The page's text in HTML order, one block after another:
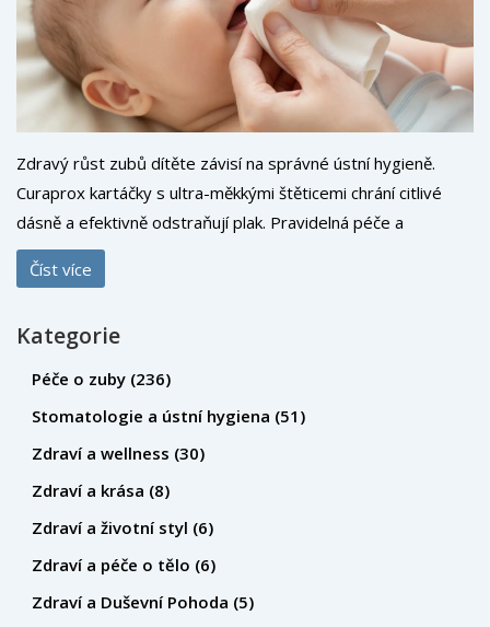
Zdravý růst zubů dítěte závisí na správné ústní hygieně.
Curaprox kartáčky s ultra-měkkými štěticemi chrání citlivé
dásně a efektivně odstraňují plak. Pravidelná péče a
pravidelné návštěvy zubního lékaře jsou klíčem k zdravým
zubům.
Číst více
Kategorie
Péče o zuby (236)
Stomatologie a ústní hygiena (51)
Zdraví a wellness (30)
Zdraví a krása (8)
Zdraví a životní styl (6)
Zdraví a péče o tělo (6)
Zdraví a Duševní Pohoda (5)